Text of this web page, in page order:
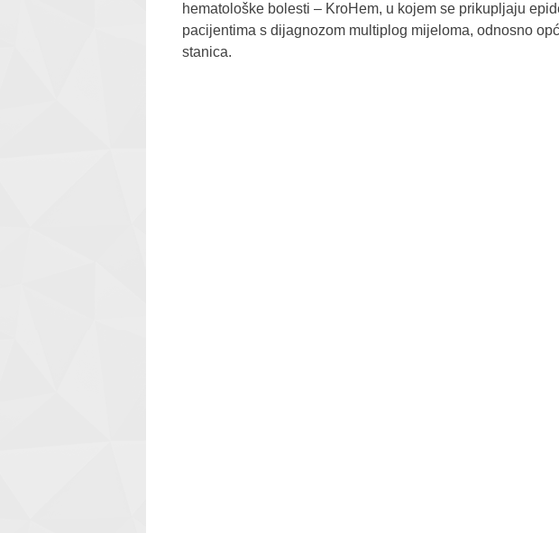
hematološke bolesti – KroHem, u kojem se prikupljaju
pacijentima s dijagnozom multiplog mijeloma, odnosno
stanica.